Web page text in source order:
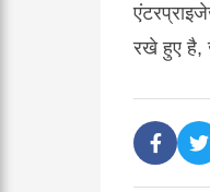
रखे हुए है,